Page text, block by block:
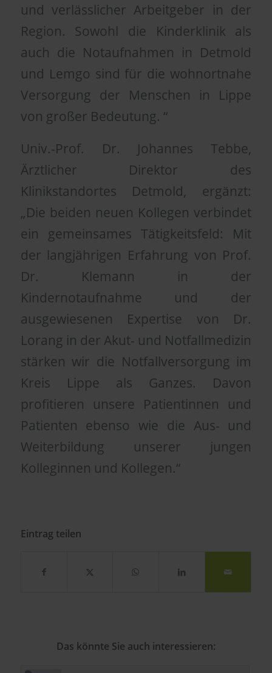
und verlässlicher Arbeitgeber in der
Region. Sowohl die Kinderklinik als
auch die Notaufnahmen in Detmold
und Lemgo sind für die wohnortnahe
Versorgung der Menschen in Lippe
von großer Bedeutung. “
Univ.-Prof. Dr. Johannes Tebbe,
Ärztlicher Direktor des
Klinikstandortes Detmold, ergänzt:
„Die beiden neuen Kollegen verbindet
ein gemeinsames Tätigkeitsfeld: Mit
der langjährigen Erfahrung von Prof.
Dr. Klemann in der
Kindernotaufnahme und der
ausgewiesenen Expertise von Dr.
Lorang in der Akut- und Notfallmedizin
stärken wir die Notfallversorgung im
Kreis Lippe als Ganzes. Davon
profitieren unsere Patientinnen und
Patienten ebenso wie die Aus- und
Weiterbildung unserer jungen
Kolleginnen und Kollegen.“
Eintrag teilen
Das könnte Sie auch interessieren: